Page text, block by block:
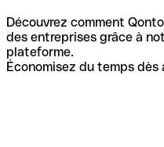
Découvrez comment
des entreprises grâce à
plateforme.
Économisez du temps dès